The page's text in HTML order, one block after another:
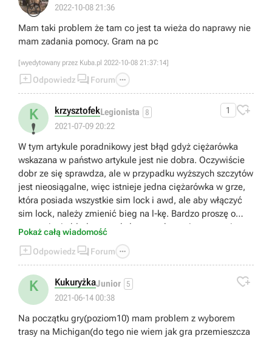
😢 2022-10-08 21:36
Mam taki problem że tam co jest ta wieża do naprawy nie
mam zadania pomocy. Gram na pc
[wyedytowany przez Kuba.pl 2022-10-08 21:37:14]
Odpowiedz  Forum 
K
❗
krzysztofekLegionista 8
2021-07-09 20:22
1 
W tym artykule poradnikowy jest błąd gdyż ciężarówka
wskazana w państwo artykule jest nie dobra. Oczywiście
dobr ze się sprawdza, ale w przypadku wyższych szczytów
jest nieosiągalne, więc istnieje jedna ciężarówka w grze,
która posiada wszystkie sim lock i awd, ale aby włączyć
sim lock, należy zmienić bieg na l-kę. Bardzo proszę o
poprawienie błędu w artykule, a co do gry jest na razie
świetna, co do grafiki to nie mam zaśtrzeszeń.
Pokaż całą wiadomość
Odpowiedz  Forum 
K KukuryżkaJunior 5
2021-06-14 00:38

Na początku gry(poziom10) mam problem z wyborem
trasy na Michigan(do tego nie wiem jak gra przemieszcza